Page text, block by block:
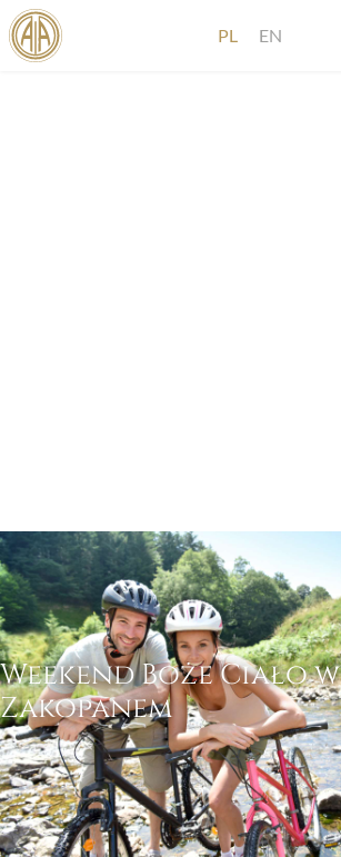
PL EN
Weekend Boże Ciało w
Zakopanem